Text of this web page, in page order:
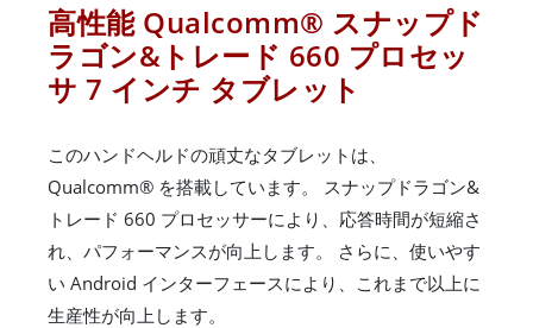
高性能 Qualcomm® スナップド
ラゴン&トレード 660 プロセッ
サ 7 インチ タブレット
このハンドヘルドの頑丈なタブレットは、
Qualcomm® を搭載しています。 スナップドラゴン&
トレード 660 プロセッサーにより、応答時間が短縮さ
れ、パフォーマンスが向上します。 さらに、使いやす
い Android インターフェースにより、これまで以上に
生産性が向上します。